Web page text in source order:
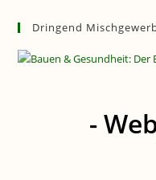
Dringend
-